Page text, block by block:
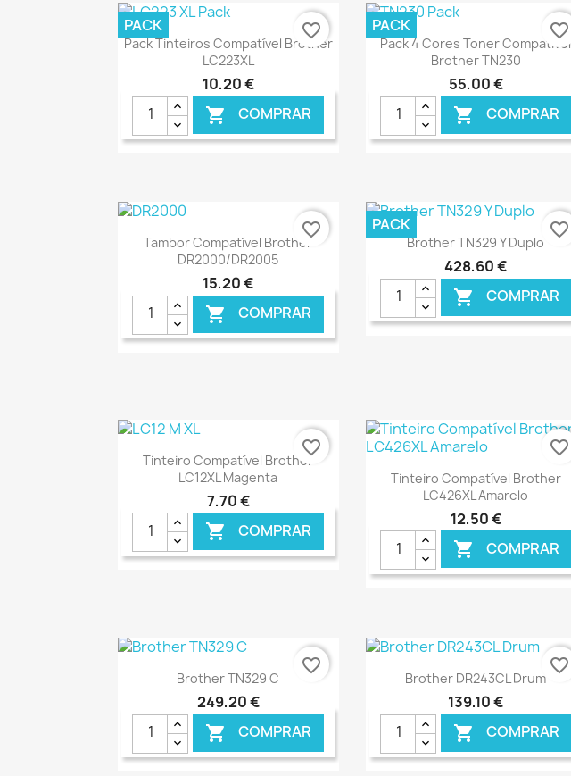
Ver+
Pack Tinteiros Compatível Brother
LC223XL
10,20 €
 COMPRAR
PACK favorite_border Ver+
Pack 4 Cores Toner Compatível
Brother TN230
55,00 €
 COMPRAR
PACK favorite_border
Ver+
Tambor Compatível Brother
DR2000/DR2005
15,20 €
 COMPRAR
favorite_border Ver+
Brother TN329 Y Duplo
428,60 €
 COMPRAR
PACK
favorite_border
Ver+
Tinteiro Compatível Brother
LC12XL Magenta
7,70 €
 COMPRAR
favorite_border
Ver+
Tinteiro Compatível Brother
LC426XL Amarelo
12,50 €
 COMPRAR
favorite_border
Ver+
Brother TN329 C
249,20 €
 COMPRAR
favorite_border Ver+
Brother DR243CL Drum
139,10 €
 COMPRAR
favorite_border